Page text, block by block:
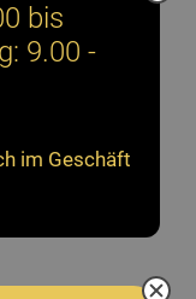
bis
9.00 -
im Geschäft